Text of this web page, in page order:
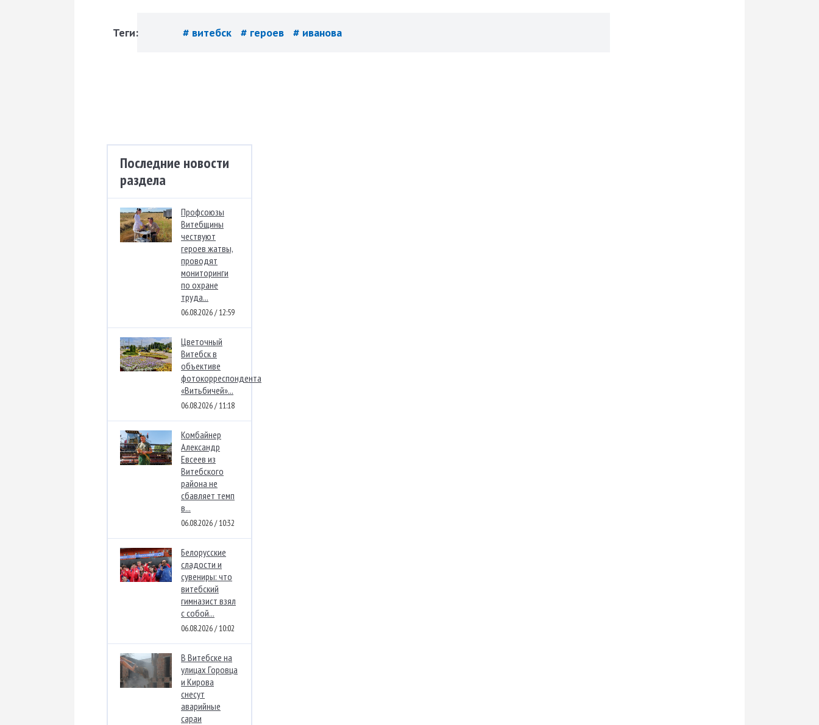
Теги: # витебск # героев # иванова
Последние новости
раздела
Профсоюзы
Витебщины
чествуют
героев жатвы,
проводят
мониторинги
по охране
труда...
06.08.2026 / 12:59
Цветочный
Витебск в
объективе
фотокорреспондента
«Витьбичей»...
06.08.2026 / 11:18
Комбайнер
Александр
Евсеев из
Витебского
района не
сбавляет темп
в...
06.08.2026 / 10:32
Белорусские
сладости и
сувениры: что
витебский
гимназист взял
с собой...
06.08.2026 / 10:02
В Витебске на
улицах Горовца
и Кирова
снесут
аварийные
сараи